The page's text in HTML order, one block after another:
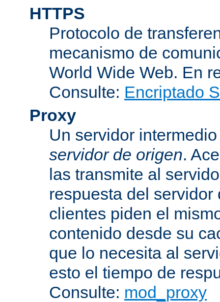
HTTPS
Protocolo de
mecanismo de
World Wide Web. En
Consulte: Encriptado
Proxy
Un servidor
servidor de origen.
las transmite al
respuesta del
clientes piden el
contenido desde su
que lo necesita al
esto el tiempo de
Consulte: mod_proxy